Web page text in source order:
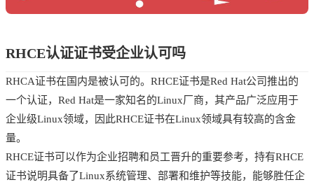
RHCE认证证书受企业认可吗
RHCA证书在国内是被认可的。RHCE证书是Red Hat公司推出的
一个认证，Red Hat是一家知名的Linux厂商，其产品广泛应用于
企业级Linux领域，因此RHCE证书在Linux领域具有较高的含金
量。
RHCE证书可以作为企业招聘和员工晋升的重要参考，持有RHCE
证书说明具备了Linux系统管理、部署和维护等技能，能够胜任企